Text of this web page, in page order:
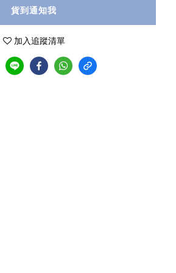
貨到通知我
加入追蹤清單